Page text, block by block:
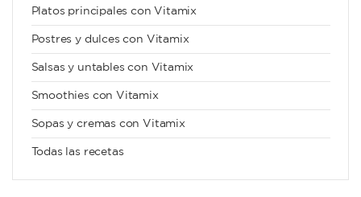
Platos principales con Vitamix
Postres y dulces con Vitamix
Salsas y untables con Vitamix
Smoothies con Vitamix
Sopas y cremas con Vitamix
Todas las recetas